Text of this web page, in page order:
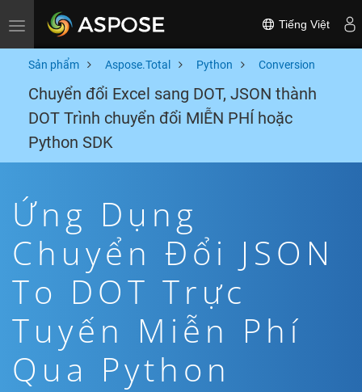
Toggle navigation Tiếng Việt
Sản phẩm Aspose.Total Python Conversion
Chuyển đổi Excel sang DOT, JSON thành
DOT Trình chuyển đổi MIỄN PHÍ hoặc
Python SDK
Ứng Dụng
Chuyển Đổi JSON
To DOT Trực
Tuyến Miễn Phí
Qua Python